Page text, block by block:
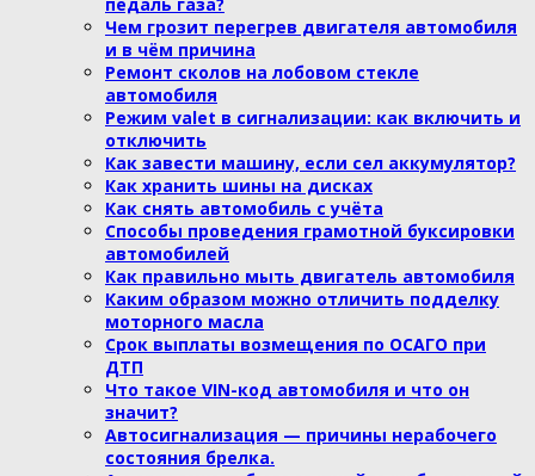
Чем грозит перегрев двигателя автомобиля
и в чём причина
Ремонт сколов на лобовом стекле
автомобиля
Режим valet в сигнализации: как включить и
отключить
Как завести машину, если сел аккумулятор?
Как хранить шины на дисках
Как снять автомобиль с учёта
Способы проведения грамотной буксировки
автомобилей
Как правильно мыть двигатель автомобиля
Каким образом можно отличить подделку
моторного масла
Срок выплаты возмещения по ОСАГО при
ДТП
Что такое VIN-код автомобиля и что он
значит?
Автосигнализация — причины нерабочего
состояния брелка.